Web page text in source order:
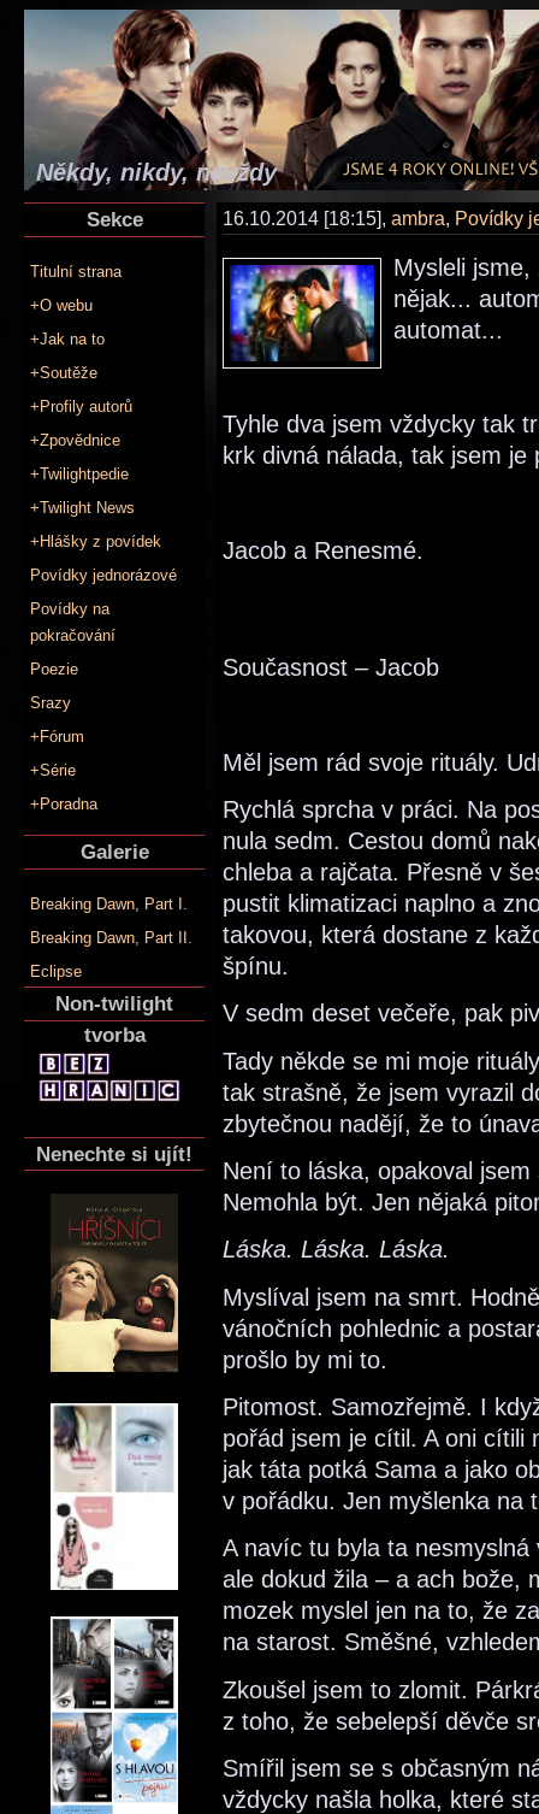
Někdy, nikdy, navždy
Sekce
Titulní strana
+O webu
+Jak na to
+Soutěže
+Profily autorů
+Zpovědnice
+Twilightpedie
+Twilight News
+Hlášky z povídek
Povídky jednorázové
Povídky na
pokračování
Poezie
Srazy
+Fórum
+Série
+Poradna
Galerie
Breaking Dawn, Part I.
Breaking Dawn, Part II.
Eclipse
Non-twilight
tvorba
Nenechte si ujít!
16.10.2014 [18:15], ambra, Povídky
Mysleli
nějak...
automat...
Tyhle dva jsem vždycky tak
krk divná nálada, tak jsem je
Jacob a Renesmé.
Současnost – Jacob
Měl jsem rád svoje rituály.
Rychlá sprcha v práci. Na
nula sedm. Cestou domů
chleba a rajčata. Přesně v
pustit klimatizaci naplno a
takovou, která dostane z
špínu.
V sedm deset večeře, pak
Tady někde se mi moje
tak strašně, že jsem vyrazil
zbytečnou nadějí, že to
Není to láska, opakoval
Nemohla být. Jen nějaká
Láska. Láska. Láska.
Myslíval jsem na smrt.
vánočních pohlednic a
prošlo by mi to.
Pitomost. Samozřejmě. I
pořád jsem je cítil. A oni cítili
jak táta potká Sama a jako
v pořádku. Jen myšlenka na
A navíc tu byla ta
ale dokud žila – a ach bože,
mozek myslel jen na to, že
na starost. Směšné,
Zkoušel jsem to zlomit.
z toho, že sebelepší děvče
Smířil jsem se s občasným
vždycky našla holka, které